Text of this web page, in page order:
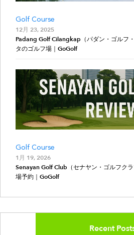
Golf Course
12月 23, 2025
Padang Golf Cilangkap（パダン・ゴルフ
タのゴルフ場｜GoGolf
Golf Course
1月 19, 2026
Senayan Golf Club（セナヤン・ゴルフク
場予約｜GoGolf
Recent